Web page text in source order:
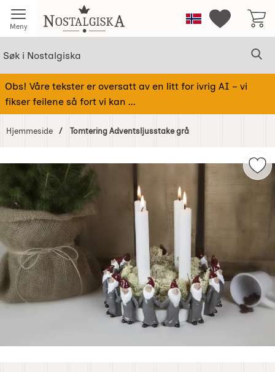
Meny Startsiden for NostalgiskaNorge Mine
Obs! Våre tekster er oversatt av en litt for ivrig AI – vi
fikser feilene så fort vi kan ...
Hjemmeside Tomtering Adventsljusstake grå
over
Bilder